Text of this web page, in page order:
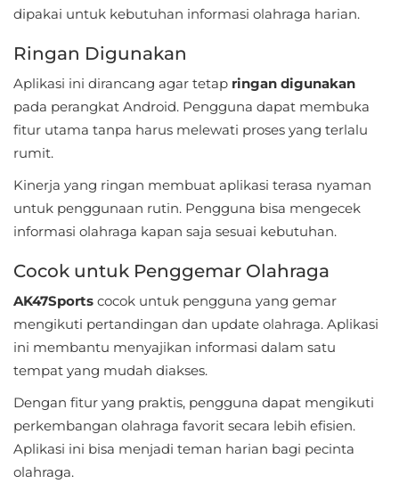
&
News
&
Magazines
Personalisasi
Photography
Productivity
Shopping
Social
dipakai untuk kebutuhan informasi olahraga harian.
Ringan Digunakan
Aplikasi ini dirancang agar tetap ringan digunakan
pada perangkat Android. Pengguna dapat membuka
fitur utama tanpa harus melewati proses yang terlalu
rumit.
Kinerja yang ringan membuat aplikasi terasa nyaman
untuk penggunaan rutin. Pengguna bisa mengecek
informasi olahraga kapan saja sesuai kebutuhan.
Cocok untuk Penggemar Olahraga
AK47Sports cocok untuk pengguna yang gemar
mengikuti pertandingan dan update olahraga. Aplikasi
ini membantu menyajikan informasi dalam satu
tempat yang mudah diakses.
Dengan fitur yang praktis, pengguna dapat mengikuti
perkembangan olahraga favorit secara lebih efisien.
Aplikasi ini bisa menjadi teman harian bagi pecinta
olahraga.